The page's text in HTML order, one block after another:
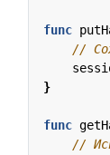
func
//
}
func
//